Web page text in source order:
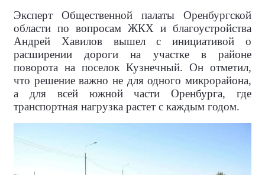
Эксперт Общественной палаты Оренбургской
области по вопросам ЖКХ и благоустройства
Андрей Хавилов вышел с инициативой о
расширении дороги на участке в районе
поворота на поселок Кузнечный. Он отметил,
что решение важно не для одного микрорайона,
а для всей южной части Оренбурга, где
транспортная нагрузка растет с каждым годом.